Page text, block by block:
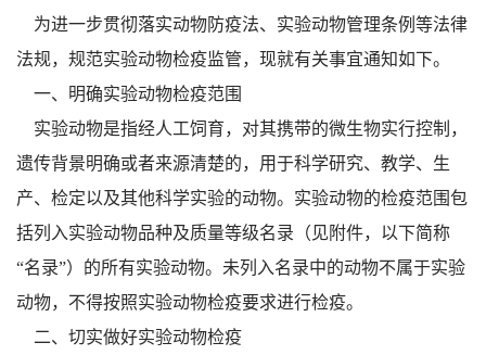
为进一步贯彻落实动物防疫法、实验动物管理条例等法律
法规，规范实验动物检疫监管，现就有关事宜通知如下。
一、明确实验动物检疫范围
实验动物是指经人工饲育，对其携带的微生物实行控制，
遗传背景明确或者来源清楚的，用于科学研究、教学、生
产、检定以及其他科学实验的动物。实验动物的检疫范围包
括列入实验动物品种及质量等级名录（见附件，以下简称
“名录”）的所有实验动物。未列入名录中的动物不属于实验
动物，不得按照实验动物检疫要求进行检疫。
二、切实做好实验动物检疫